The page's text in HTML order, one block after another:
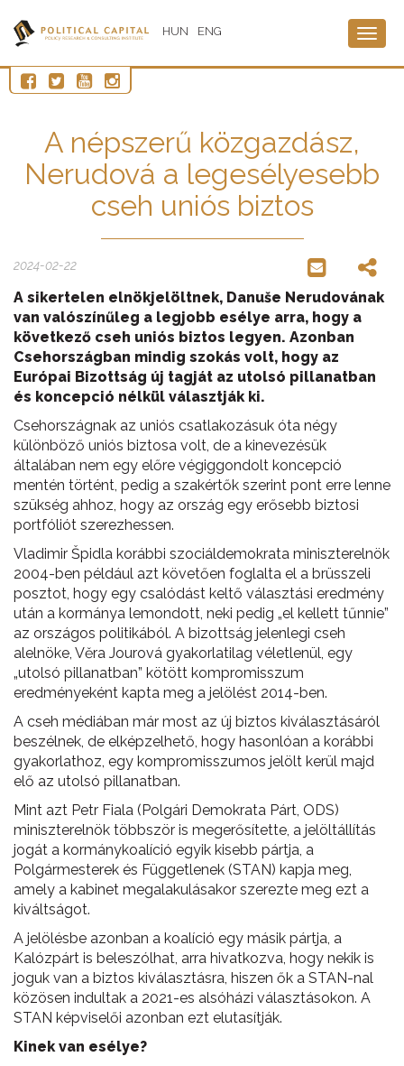
HUN ENG
A népszerű közgazdász,
Nerudová a legesélyesebb
cseh uniós biztos
2024-02-22
A sikertelen elnökjelöltnek, Danuše Nerudovának
van valószínűleg a legjobb esélye arra, hogy a
következő cseh uniós biztos legyen. Azonban
Csehországban mindig szokás volt, hogy az
Európai Bizottság új tagját az utolsó pillanatban
és koncepció nélkül választják ki.
Csehországnak az uniós csatlakozásuk óta négy
különböző uniós biztosa volt, de a kinevezésük
általában nem egy előre végiggondolt koncepció
mentén történt, pedig a szakértők szerint pont erre lenne
szükség ahhoz, hogy az ország egy erősebb biztosi
portfóliót szerezhessen.
Vladimir Špidla korábbi szociáldemokrata miniszterelnök
2004-ben például azt követően foglalta el a brüsszeli
posztot, hogy egy csalódást keltő választási eredmény
után a kormánya lemondott, neki pedig „el kellett tűnnie”
az országos politikából. A bizottság jelenlegi cseh
alelnöke, Věra Jourová gyakorlatilag véletlenül, egy
„utolsó pillanatban” kötött kompromisszum
eredményeként kapta meg a jelölést 2014-ben.
A cseh médiában már most az új biztos kiválasztásáról
beszélnek, de elképzelhető, hogy hasonlóan a korábbi
gyakorlathoz, egy kompromisszumos jelölt kerül majd
elő az utolsó pillanatban.
Mint azt Petr Fiala (Polgári Demokrata Párt, ODS)
miniszterelnök többször is megerősítette, a jelöltállítás
jogát a kormánykoalíció egyik kisebb pártja, a
Polgármesterek és Függetlenek (STAN) kapja meg,
amely a kabinet megalakulásakor szerezte meg ezt a
kiváltságot.
A jelölésbe azonban a koalíció egy másik pártja, a
Kalózpárt is beleszólhat, arra hivatkozva, hogy nekik is
joguk van a biztos kiválasztásra, hiszen ők a STAN-nal
közösen indultak a 2021-es alsóházi választásokon. A
STAN képviselői azonban ezt elutasítják.
Kinek van esélye?